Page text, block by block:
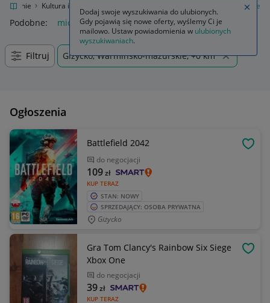
Lokalnie Kultura i rozrywka Microsoft Xbox One
Podobne: microsoft xbox one
Filtruj Giżycko, Warmińsko-mazurskie, +0 km
Ogłoszenia
Battlefield 2042
do negocjacji
KUP TERAZ
109zł
STAN: NOWY
SPRZEDAJĄCY: OSOBA PRYWATNA
Giżycko
Gra Tom Clancy's Rainbow Six Siege
Xbox One
do negocjacji
KUP TERAZ
39zł
Dodaj swoje wyszukiwania do ulubionych.
Gdy pojawią się nowe oferty, wyślemy Ci je
mailowo. Ustaw powiadomienia w ulubionych
wyszukiwaniach.